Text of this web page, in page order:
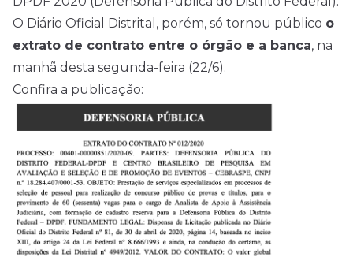
O Diário Oficial Distrital, porém, só tornou público o
extrato de contrato entre o órgão e a banca, na
manhã desta segunda-feira (22/6).
Confira a publicação: